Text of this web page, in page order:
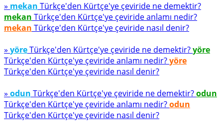
» mekan Türkçe'den Kürtçe'ye çeviride ne demektir?
mekan Türkçe'den Kürtçe'ye çeviride anlamı nedir?
mekan Türkçe'den Kürtçe'ye çeviride nasıl denir?
» yöreTürkçe'den Kürtçe'ye çeviride ne demektir?yöre
Türkçe'den Kürtçe'ye çeviride anlamı nedir?yöre
Türkçe'den Kürtçe'ye çeviride nasıl denir?
» odun Türkçe'den Kürtçe'ye çeviride ne demektir?odun
Türkçe'den Kürtçe'ye çeviride anlamı nedir?odun
Türkçe'den Kürtçe'ye çeviride nasıl denir?